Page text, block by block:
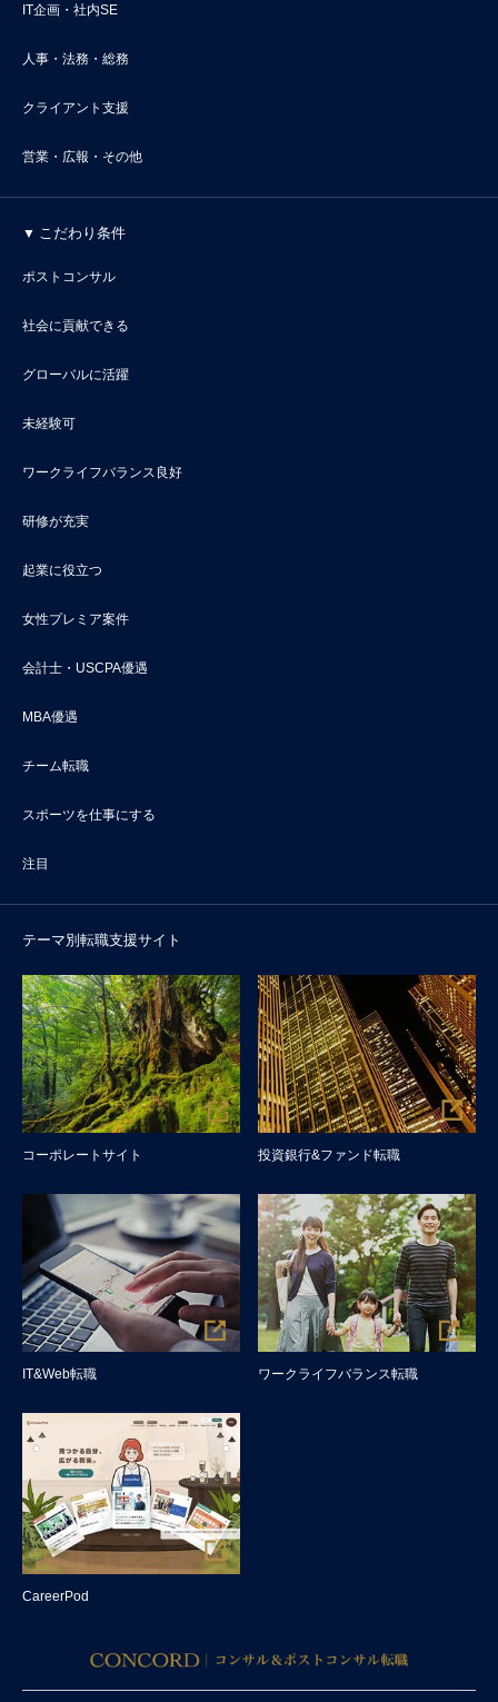
IT企画・社内SE
人事・法務・総務
クライアント支援
営業・広報・その他
こだわり条件
ポストコンサル
社会に貢献できる
グローバルに活躍
未経験可
ワークライフバランス良好
研修が充実
起業に役立つ
女性プレミア案件
会計士・USCPA優遇
MBA優遇
チーム転職
スポーツを仕事にする
注目
テーマ別転職支援サイト
コーポレートサイト 投資銀行&ファンド転職
IT&Web転職 ワークライフバランス転職
CareerPod